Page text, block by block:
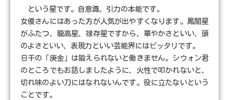
という星です。自意識、引力の本能です。
女優さんにはあった方が人気が出やすくなります。鳳閣星
がふたつ、龍高星、禄存星ですから、華やかさといい、頭
のよさといい、表現力といい芸能界にはピッタリです。
日干の「庚金」は鍛えられないと働きません。シウォン君
のところでもお話しましたように、火性で叩かれないと、
切れ味のよい刀にはなれないんです。役に立たないという
ことです。